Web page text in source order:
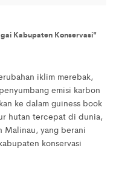
Kabupaten Konservasi"
iklim merebak,
emisi karbon
ke dalam guiness book
hutan tercepat di dunia,
Malinau, yang berani
konservasi